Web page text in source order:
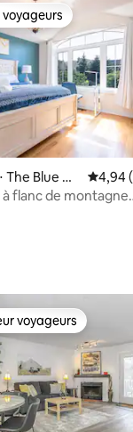
Blue M
4,94
flanc de montagne
voyageurs les plus
voyageurs